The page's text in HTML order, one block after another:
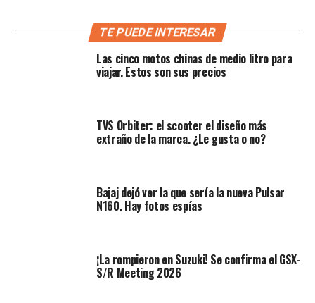
Canadá, Singapur, Indonesia, la Unión Europea, Nueva
Zelanda y Filipinas.
Un detalle crucial de ingeniería comercial ocurre en
registrados únicamente para bloquear a los
competidores sin una intención real de fabricación). Por
proyecto de la YZF-R2 está en marcha. Además, la
iniciativa se encuentra en una fase avanzada de
TE PUEDE INTERESAR
Las cinco motos chinas de medio litro para
viajar. Estos son sus precios
TVS Orbiter: el scooter el diseño más
extraño de la marca. ¿Le gusta o no?
Bajaj dejó ver la que sería la nueva Pulsar
N160. Hay fotos espías
¡La rompieron en Suzuki! Se confirma el GSX-
S/R Meeting 2026